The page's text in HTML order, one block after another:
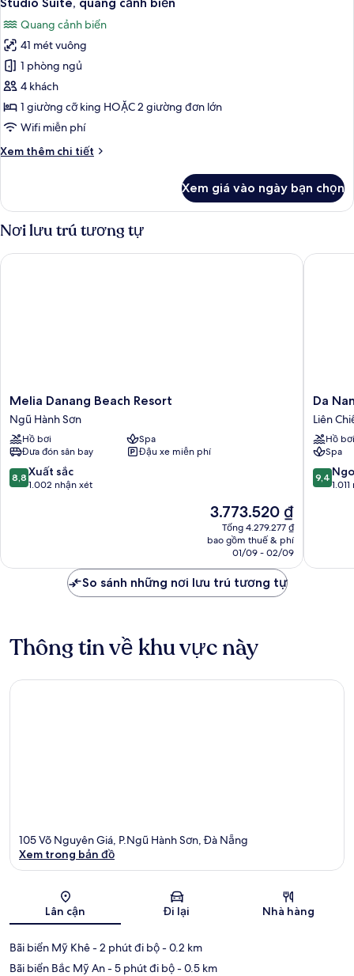
bơi
riêng
gia
đình,
phòng
ngủ,
hồ
bơi
riêng
tất
cả
ảnh
Studio
Suite,
quang
cảnh
Quang cảnh biển
41 mét vuông
1 phòng ngủ
4 khách
1 giường cỡ king HOẶC 2 giường đơn lớn
Wifi miễn phí
Xem thêm chi tiết
Chi
Studio
quang
biển
Xem giá vào ngày bạn chọn
Nơi lưu trú tương tự
Melia
Danang
Beach
Resort
Ngũ
Hành
Sơn
Melia Danang Beach Resort
Ngũ Hành Sơn
Hồ bơi
Spa
Đưa đón sân bay
Đậu xe miễn phí
8.8
trên
xét
8,8 Xuất sắc
1.002 nhận xét
Giá
hiện
tại
3.773.520 ₫
3.773.520 ₫
Tổng 4.279.277 ₫
bao gồm thuế & phí
01/09 - 02/09
Melia Danang Beach Resort
Da
Nang
Mikazuki
Resorts
&
Spa
Da
Liên
Hồ bơi
Spa
9.4
trên
xét
9,4
Da
So sánh những nơi lưu trú tương tự
Thông tin về khu vực này
Bản đồ
105 Võ Nguyên Giá, P.Ngũ Hành Sơn, Đà Nẵng
Xem trong bản đồ
Lân cận Đi lại Nhà hàng
Bãi biển Mỹ Khê- 2 phút đi bộ- 0.2 km
Bãi biển Bắc Mỹ An- 5 phút đi bộ- 0.5 km